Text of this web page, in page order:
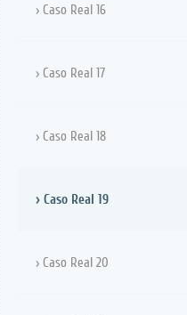
Caso Real 16
Caso Real 17
Caso Real 18
Caso Real 19
Caso Real 20